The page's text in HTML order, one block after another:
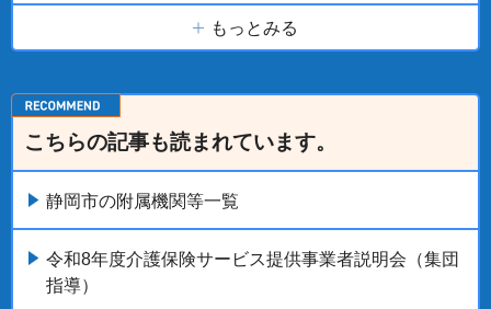
もっとみる
こちらの記事も読まれています。
静岡市の附属機関等一覧
令和8年度介護保険サービス提供事業者説明会（集団
指導）